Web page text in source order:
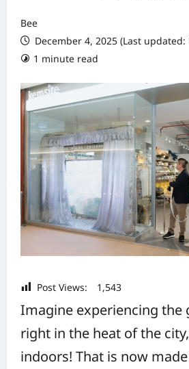
Bee
December 4, 2025 (Last
1 minute read
Post Views: 1,543
Imagine experiencing the
right in the heat of the
indoors! That is now